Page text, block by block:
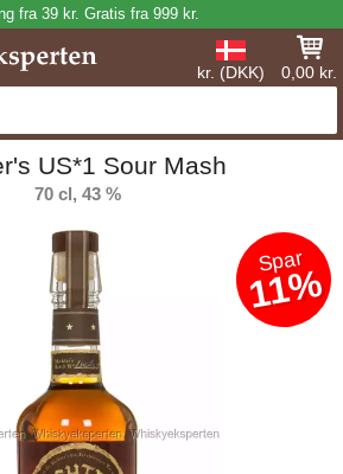
fra 39 kr. Gratis fra 999 kr.
kr. (DKK) 0,00 kr.
US*1 Sour Mash
70 cl, 43 %
Spar
11%